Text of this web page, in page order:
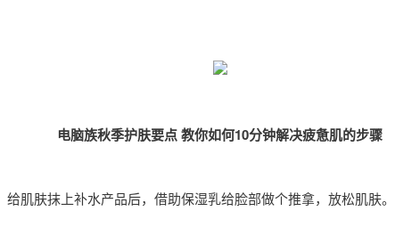
电脑族秋季护肤要点 教你如何10分钟解决疲惫肌的步骤
给肌肤抹上补水产品后，借助保湿乳给脸部做个推拿，放松肌肤。